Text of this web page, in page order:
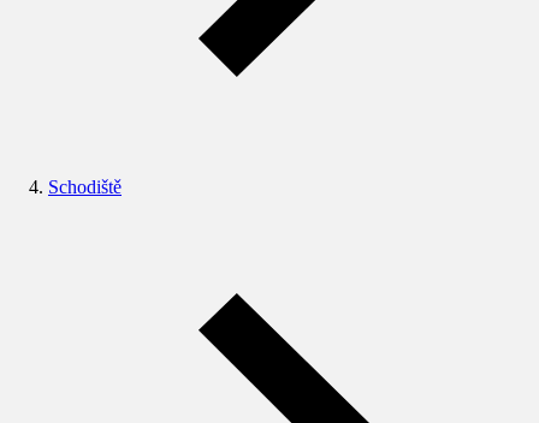
Schodiště